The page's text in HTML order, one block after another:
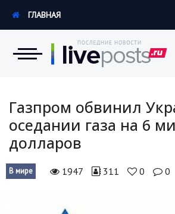
Экономика
Hi-Tech. Интернет
ГЛАВНАЯ
Газпром обвинил
оседании газа на 6
долларов
В мире 1947 311 0 0